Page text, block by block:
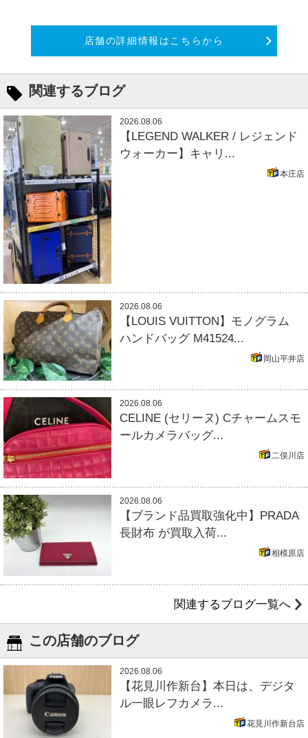
店舗の詳細情報はこちらから
関連するブログ
2026.08.06
【LEGEND WALKER / レジェンド
ウォーカー】キャリ...
本庄店
2026.08.06
【LOUIS VUITTON】モノグラム
ハンドバッグ M41524...
岡山平井店
2026.08.06
CELINE (セリーヌ) Cチャームスモ
ールカメラバッグ...
二俣川店
2026.08.06
【ブランド品買取強化中】PRADA
長財布 が買取入荷...
相模原店
関連するブログ一覧へ
この店舗のブログ
2026.08.06
【花見川作新台】本日は、デジタ
ル一眼レフカメラ...
花見川作新台店